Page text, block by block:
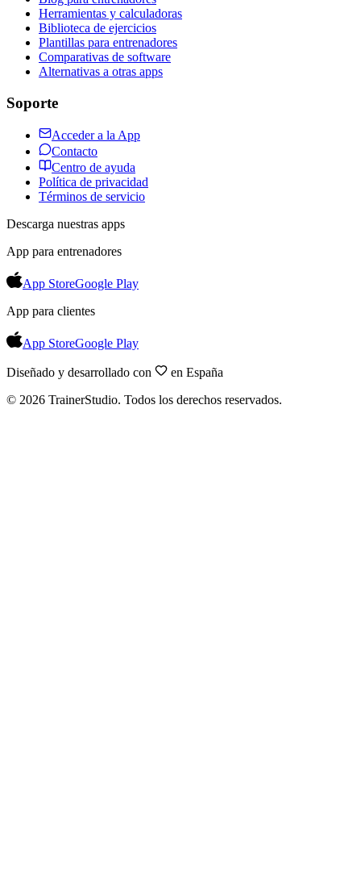
Herramientas y calculadoras
Biblioteca de ejercicios
Plantillas para entrenadores
Comparativas de software
Alternativas a otras apps
Soporte
Acceder a la App
Contacto
Centro de ayuda
Política de privacidad
Términos de servicio
Descarga nuestras apps
App para entrenadores
App StoreGoogle Play
App para clientes
App StoreGoogle Play
Diseñado y desarrollado con
en España
© 2026 TrainerStudio. Todos los derechos reservados.